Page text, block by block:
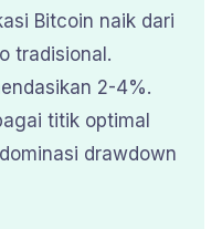
Bitcoin naik dari
tradisional.
2-4%.
titik optimal
drawdown